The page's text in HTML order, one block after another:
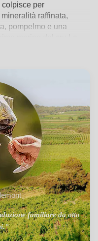
colpisce per
raffinata,
pompelmo e una
Blanc,
di questo vino dal
dettagli del prodotto →
familiare da otto